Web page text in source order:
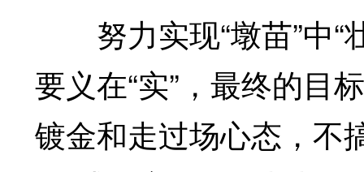
努力实现“墩苗”中“
要义在“实”，最终的目
镀金和走过场心态，不